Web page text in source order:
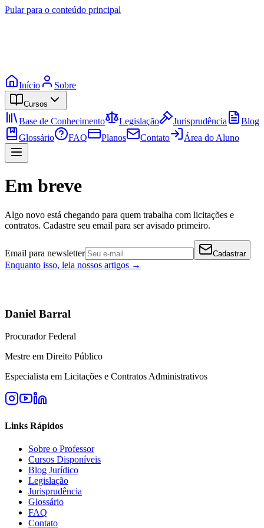
Pular para o conteúdo principal
Início Sobre
Cursos
Base de Conhecimento Legislação Jurisprudência
Blog
Glossário
FAQ Planos Contato Área do Aluno
Em breve
Algo novo está chegando para quem trabalha com licitações e
contratos. Cadastre seu email para ser avisado primeiro.
Email para newsletter Cadastrar
Enquanto isso, leia nossos artigos →
Daniel Barral
Procurador Federal
Mestre em Direito Público
Especialista em Licitações e Contratos Administrativos
Links Rápidos
Sobre o Professor
Cursos Disponíveis
Blog Jurídico
Legislação
Jurisprudência
Glossário
FAQ
Contato